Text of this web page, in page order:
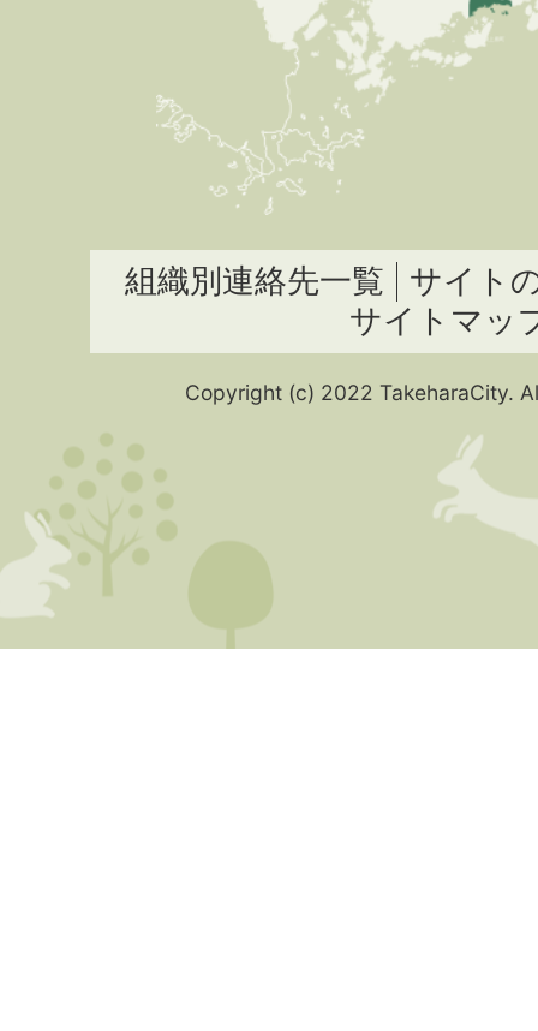
組織別連絡先一覧
サイト
サイトマッ
Copyright (c) 2022 TakeharaCity.